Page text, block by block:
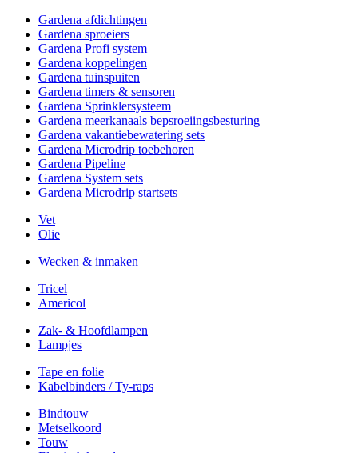
Gardena afdichtingen
Gardena sproeiers
Gardena Profi system
Gardena koppelingen
Gardena tuinspuiten
Gardena timers & sensoren
Gardena Sprinklersysteem
Gardena meerkanaals bepsroeiingsbesturing
Gardena vakantiebewatering sets
Gardena Microdrip toebehoren
Gardena Pipeline
Gardena System sets
Gardena Microdrip startsets
Vet
Olie
Wecken & inmaken
Tricel
Americol
Zak- & Hoofdlampen
Lampjes
Tape en folie
Kabelbinders / Ty-raps
Bindtouw
Metselkoord
Touw